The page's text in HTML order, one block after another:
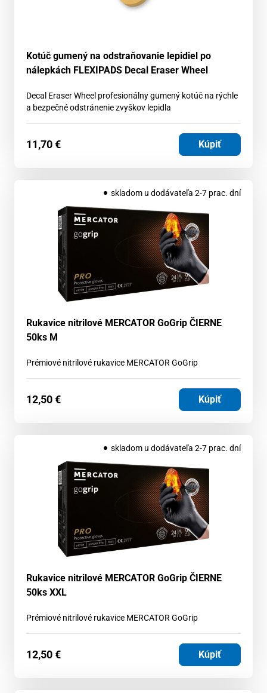
Kotúč gumený na odstraňovanie lepidiel po
nálepkách FLEXIPADS Decal Eraser Wheel
Decal Eraser Wheel profesionálny gumený kotúč na rýchle
a bezpečné odstránenie zvyškov lepidla
11,70€ Kúpiť
skladom u dodávateľa 2-7 prac. dní
Rukavice nitrilové MERCATOR GoGrip ČIERNE
50ks M
Prémiové nitrilové rukavice MERCATOR GoGrip
12,50€ Kúpiť
skladom u dodávateľa 2-7 prac. dní
Rukavice nitrilové MERCATOR GoGrip ČIERNE
50ks XXL
Prémiové nitrilové rukavice MERCATOR GoGrip
12,50€ Kúpiť